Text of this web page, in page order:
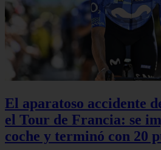
El aparatoso accidente
el Tour de Francia: se
coche y terminó con 20